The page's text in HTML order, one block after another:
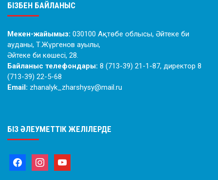
БІЗБЕН БАЙЛАНЫС
Мекен-жайымыз: 030100 Ақтөбе облысы, Әйтеке би
ауданы, Т.Жүргенов ауылы,
Әйтеке би көшесі, 28.
Байланыс телефондары: 8 (713-39) 21-1-87, директор 8
(713-39) 22-5-68
Email: zhanalyk_zharshysy@mail.ru
БІЗ ӘЛЕУМЕТТІК ЖЕЛІЛЕРДЕ